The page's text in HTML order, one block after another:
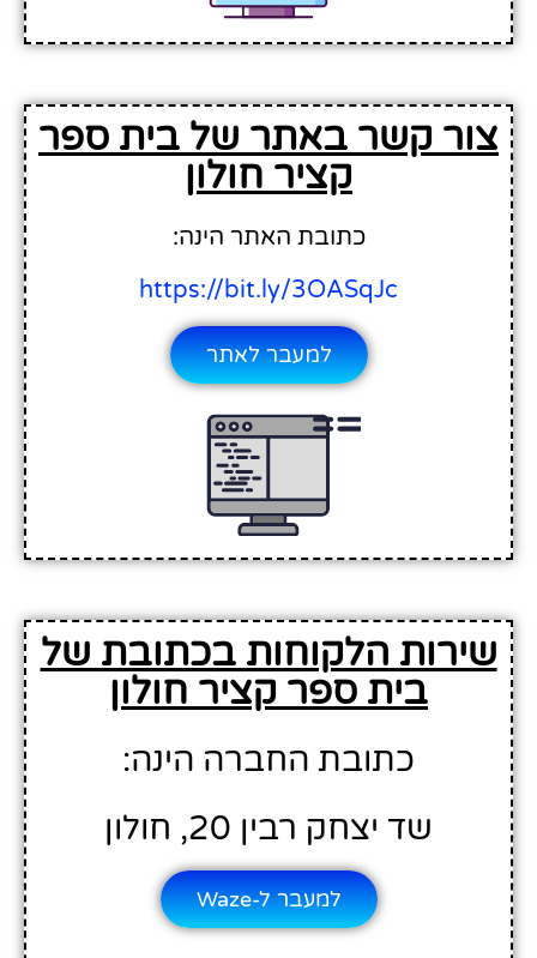
צור קשר באתר של בית ספר
קציר חולון
כתובת האתר הינה:
https://bit.ly/3OASqJc
למעבר לאתר
שירות הלקוחות בכתובת של
בית ספר קציר חולון
כתובת החברה הינה:
שד יצחק רבין 20, חולון
למעבר ל-Waze